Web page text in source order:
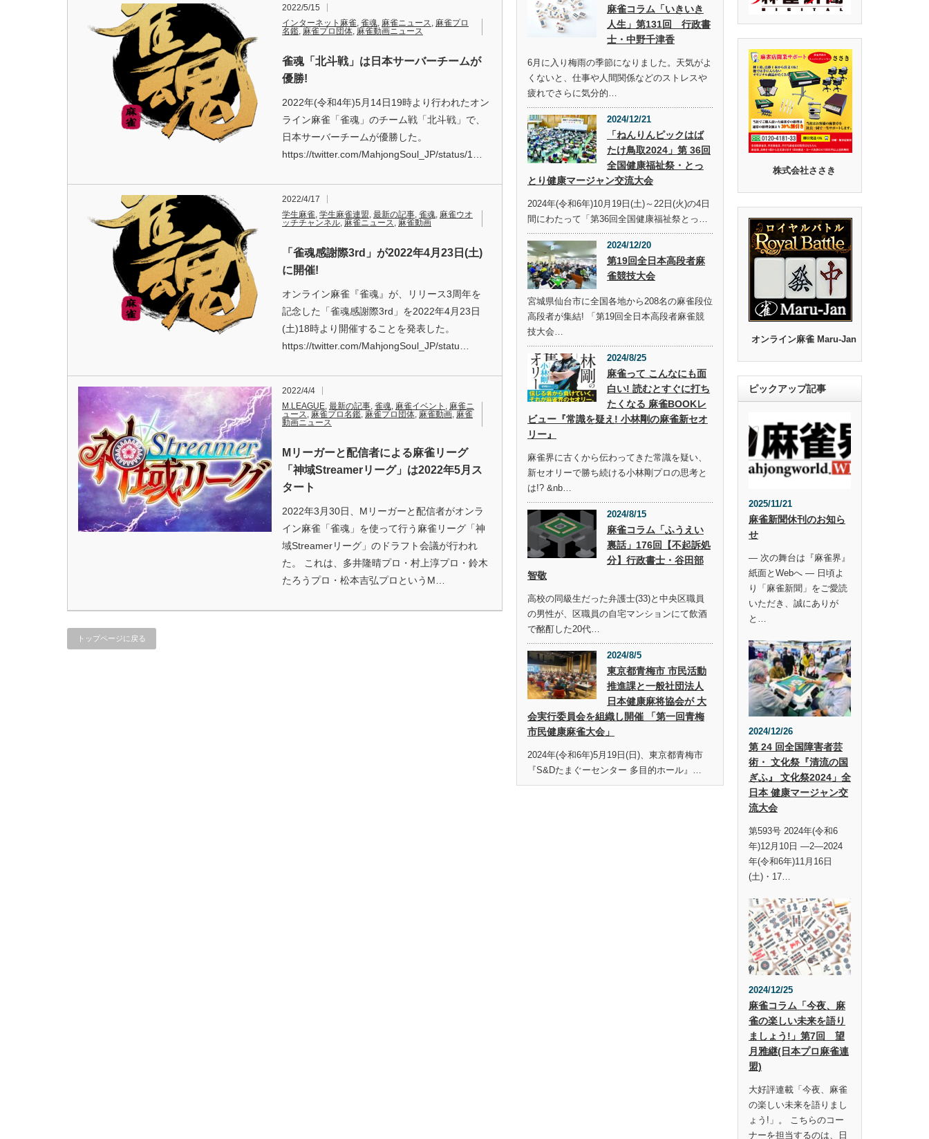
2022/5/15
インターネット麻雀, 雀魂, 麻雀ニュース, 麻雀プロ
名鑑, 麻雀プロ団体, 麻雀動画ニュース
雀魂「北斗戦」は日本サーバーチームが
優勝!
2022年(令和4年)5月14日19時より行われたオン
ライン麻雀「雀魂」のチーム戦「北斗戦」で、
日本サーバーチームが優勝した。
https://twitter.com/MahjongSoul_JP/status/1…
2022/4/17
学生麻雀, 学生麻雀連盟, 最新の記事, 雀魂, 麻雀ウオ
ッチチャンネル, 麻雀ニュース, 麻雀動画
「雀魂感謝際3rd」が2022年4月23日(土)
に開催!
オンライン麻雀『雀魂』が、リリース3周年を
記念した「雀魂感謝際3rd」を2022年4月23日
(土)18時より開催することを発表した。
https://twitter.com/MahjongSoul_JP/statu…
2022/4/4
M.LEAGUE, 最新の記事, 雀魂, 麻雀イベント , 麻雀ニ
ュース, 麻雀プロ名鑑, 麻雀プロ団体, 麻雀動画, 麻雀
動画ニュース
Mリーガーと配信者による麻雀リーグ
「神域Streamerリーグ」は2022年5月ス
タート
2022年3月30日、Mリーガーと配信者がオンラ
イン麻雀「雀魂」を使って行う麻雀リーグ「神
域Streamerリーグ」のドラフト会議が行われ
た。 これは、多井隆晴プロ・村上淳プロ・鈴木
たろうプロ・松本吉弘プロというM…
トップページに戻る
麻雀コラム「いきいき
人生」第131回 行政書
士・中野千津香
6月に入り梅雨の季節になりました。天気がよ
くないと、仕事や人間関係などのストレスや
疲れでさらに気分的…
2024/12/21
「ねんりんピックはば
たけ鳥取2024」第 36回
全国健康福祉祭・とっ
とり健康マージャン交流大会
2024年(令和6年)10月19日(土)～22日(火)の4日
間にわたって「第36回全国健康福祉祭とっ…
2024/12/20
第19回全日本高段者麻
雀競技大会
宮城県仙台市に全国各地から208名の麻雀段位
高段者が集結! 「第19回全日本高段者麻雀競
技大会…
2024/8/25
麻雀って こんなにも面
白い! 読むとすぐに打ち
たくなる 麻雀BOOKレ
ビュー『常識を疑え! 小林剛の麻雀新セオ
リー』
麻雀界に古くから伝わってきた常識を疑い、
新セオリーで勝ち続ける小林剛プロの思考と
は!? &nb…
2024/8/15
麻雀コラム「ふうえい
裏話」176回【不起訴処
分】行政書士・谷田部
智敬
高校の同級生だった弁護士(33)と中央区職員
の男性が、区職員の自宅マンションにて飲酒
で酩酊した20代…
2024/8/5
東京都青梅市 市民活動
推進課と一般社団法人
日本健康麻将協会が 大
会実行委員会を組織し開催 「第一回青梅
市民健康麻雀大会」
2024年(令和6年)5月19日(日)、東京都青梅市
『S&Dたまぐーセンター 多目的ホール』…
株式会社ささき
オンライン麻雀 Maru-Jan
ピックアップ記事
2025/11/21
麻雀新聞休刊のお知ら
せ
― 次の舞台は『麻雀界』
紙面とWebへ ― 日頃よ
り「麻雀新聞」をご愛読
いただき、誠にありが
と…
2024/12/26
第 24 回全国障害者芸
術・ 文化祭『清流の国
ぎふ』 文化祭2024」全
日本 健康マージャン交
流大会
第593号 2024年(令和6
年)12月10日 —2—2024
年(令和6年)11月16日
(土)・17…
2024/12/25
麻雀コラム「今夜、麻
雀の楽しい未来を語り
ましょう!」第7回 望
月雅継(日本プロ麻雀連
盟)
大好評連載「今夜、麻雀
の楽しい未来を語りまし
ょう!」。 こちらのコー
ナーを担当するのは、日